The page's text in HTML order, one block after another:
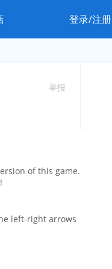
登录/注册
举报
of this game.
left-right arrows